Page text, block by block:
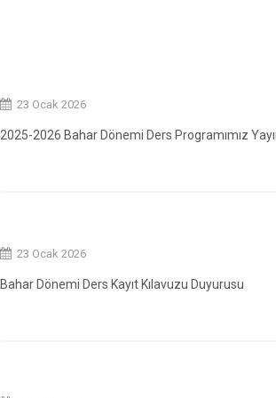
23 Ocak 2026
2025-2026 Bahar Dönemi Ders Programımız
23 Ocak 2026
Bahar Dönemi Ders Kayıt Kılavuzu Duyurusu